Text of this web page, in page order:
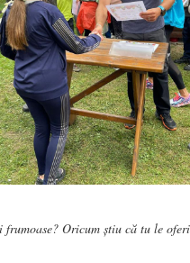
frumoase? Oricum știu că tu le